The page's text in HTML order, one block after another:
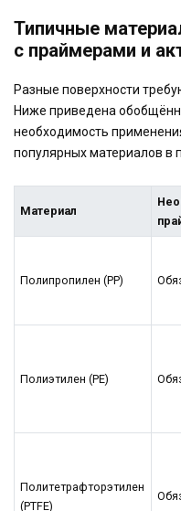
Типичные
с праймерами и
Разные поверхности
Ниже приведена
необходимость
популярных материалов в
Материал
Полипропилен (PP)
Полиэтилен (PE)
Политетрафторэтилен
(PTFE)